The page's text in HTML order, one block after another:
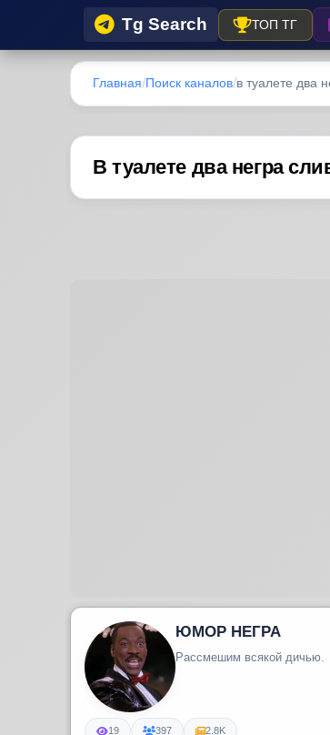
Tg Search ТОП ТГ
Главная Поиск каналов в туалете два
В туалете два негра
ЮМОР НЕГРА
Рассмешим всякой дичью.
19 397 2.8K